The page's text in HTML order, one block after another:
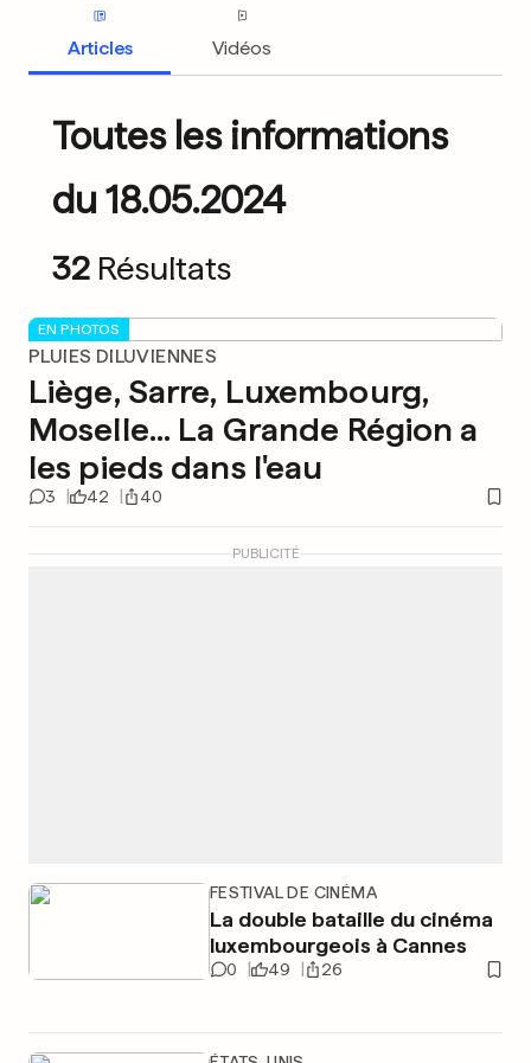
Articles Vidéos
Toutes les informations
du 18.05.2024
32 Résultats
EN PHOTOS
PLUIES DILUVIENNES
Liège, Sarre, Luxembourg,
Moselle... La Grande Région a
les pieds dans l'eau
3 42 40
FESTIVAL DE CINÉMA
La double bataille du cinéma
luxembourgeois à Cannes
0 49 26
PUBLICITÉ